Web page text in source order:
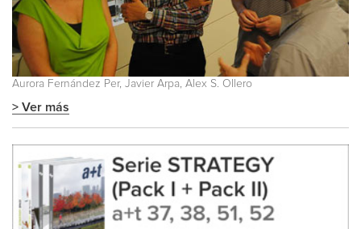
Aurora Fernández Per, Javier Arpa, Alex S. Ollero
> Ver más